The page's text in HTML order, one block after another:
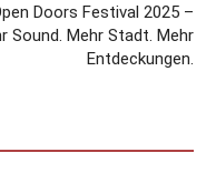
Doors Festival 2025 –
Sound. Mehr Stadt. Mehr
Entdeckungen.